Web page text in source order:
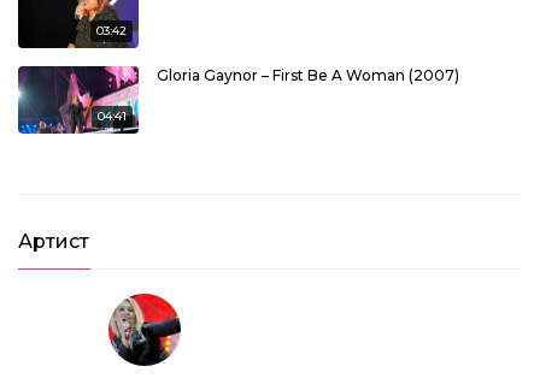
03:42
04:41
Gloria Gaynor – First Be A Woman (2007)
03:07
Matia Bazar – Elletrochok (2007)
Артист